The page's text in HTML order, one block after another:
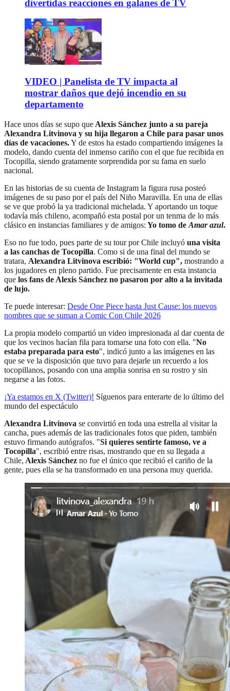
divertidas reacciones en galanes de TV
VIDEO | Panelista de TV impacta al
mostrar daños que dejó incendio en su
departamento
Hace unos días se supo que Alexis Sánchez junto a su pareja
Alexandra Litvinova y su hija llegaron a Chile para pasar unos
días de vacaciones.Y de estos ha estado compartiendo imágenes la
modelo, dando cuenta del inmenso cariño con el que fue recibida en
Tocopilla, siendo gratamente sorprendida por su fama en suelo
nacional.
En las historias de su cuenta de Instagram la figura rusa posteó
imágenes de su paso por el país del Niño Maravilla. En una de ellas
se ve que probó la ya tradicional michelada. Y aportando un toque
todavía más chileno, acompañó esta postal por un tenma de lo más
clásico en instancias familiares y de amigos: Yo tomo de Amar azul.
Eso no fue todo, pues parte de su tour por Chile incluyó una visita
a las canchas de Tocopilla. Como si de una final del mundo se
tratara, Alexandra Litvinova escribió: "World cup", mostrando a
los jugadores en pleno partido. Fue precisamente en esta instancia
que los fans de Alexis Sánchez no pasaron por alto a la invitada
de lujo.
Te puede interesar: Desde One Piece hasta Just Cause: los nuevos
nombres que se suman a Comic Con Chile 2026
La propia modelo compartió un video impresionada al dar cuenta de
que los vecinos hacían fila para tomarse una foto con ella. "No
estaba preparada para esto", indicó junto a las imágenes en las
que se ve la disposición que tuvo para dejarle un recuerdo a los
tocopillanos, posando con una amplia sonrisa en su rostro y sin
negarse a las fotos.
¡Ya estamos en X (Twitter)! Síguenos para enterarte de lo último del
mundo del espectáculo
Alexandra Litvinova se convirtió en toda una estrella al visitar la
cancha, pues además de las tradicionales fotos que piden, también
estuvo firmando autógrafos. "Si quieres sentirte famoso, ve a
Tocopilla", escribió entre risas, mostrando que en su llegada a
Chile, Alexis Sánchez no fue el único que recibió el cariño de la
gente, pues ella se ha transformado en una persona muy querida.